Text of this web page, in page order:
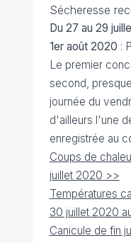
Sécheresse
Du 27 au 29
1er août 2020 :
Le premier
second,
journée du
d'ailleurs l'une
enregistrée au
Coups de
juillet 2020 >>
Températures
30 juillet 2020
Canicule de fin